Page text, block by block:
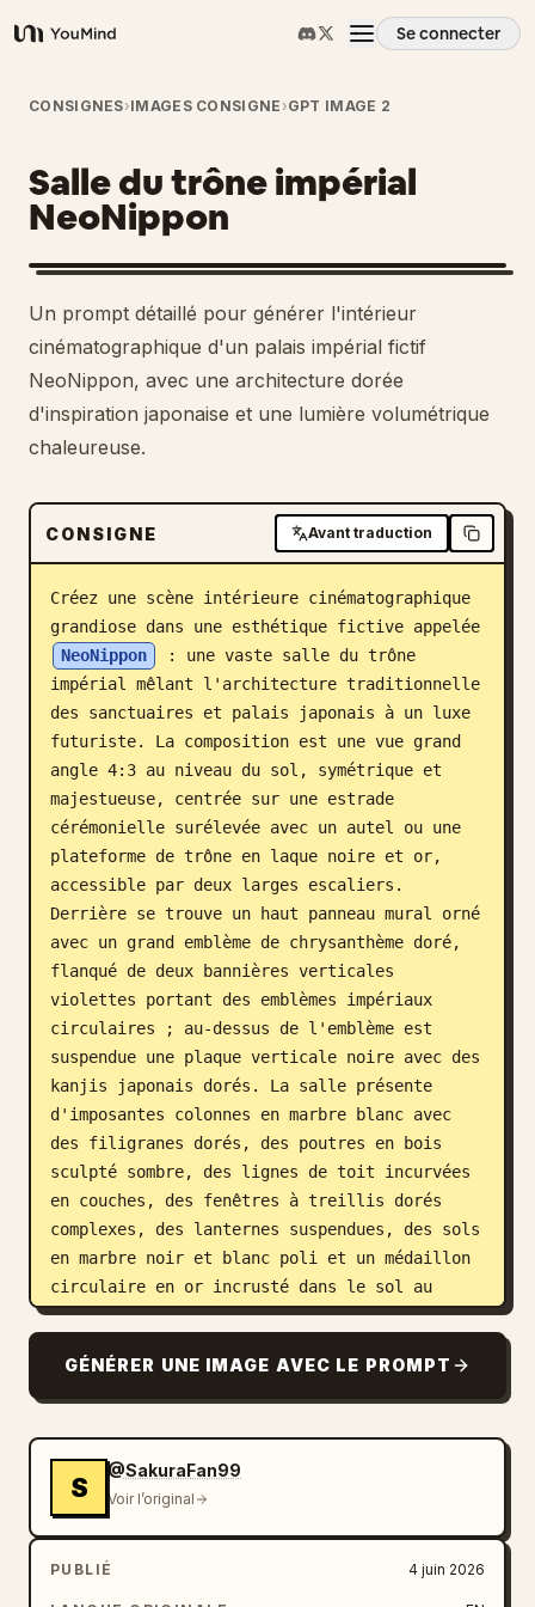
YouMind
Se connecter
Aperçu
Cas d'usage
Compétences
Invites
Tarifs
Blog
Mises à jour
CONSIGNES›IMAGES CONSIGNE ›GPT IMAGE 2
Salle du trône impérial
NeoNippon
Un prompt détaillé pour générer l'intérieur
cinématographique d'un palais impérial fictif
NeoNippon, avec une architecture dorée
d'inspiration japonaise et une lumière volumétrique
chaleureuse.
CONSIGNE Avant traduction
Créez une scène intérieure cinématographique
NeoNippon
: une vaste salle du trône
impérial mêlant l'architecture traditionnelle
des sanctuaires et palais japonais à un luxe
futuriste. La composition est une vue grand
angle 4:3 au niveau du sol, symétrique et
majestueuse, centrée sur une estrade
cérémonielle surélevée avec un autel ou une
plateforme de trône en laque noire et or,
accessible par deux larges escaliers.
Derrière se trouve un haut panneau mural orné
avec un grand emblème de chrysanthème doré,
flanqué de deux bannières verticales
violettes portant des emblèmes impériaux
circulaires ; au-dessus de l'emblème est
suspendue une plaque verticale noire avec des
kanjis japonais dorés. La salle présente
d'imposantes colonnes en marbre blanc avec
des filigranes dorés, des poutres en bois
sculpté sombre, des lignes de toit incurvées
en couches, des fenêtres à treillis dorés
complexes, des lanternes suspendues, des sols
en marbre noir et blanc poli et un médaillon
circulaire en or incrusté dans le sol au
premier plan. Comptez les principaux éléments
centrale surélevée, 2 larges escaliers, 1
grand emblème de chrysanthème, 2 bannières
médaillon de sol circulaire, 1 cerisier en
fleurs rose sur la gauche, 1 pin taillé ou
arbre de type bonsaï sur la droite, et de
multiples lanternes chaleureuses disposées
symétriquement le long des bureaux, des
rampes et des colonnes. Ajoutez de longues
GÉNÉRER UNE IMAGE AVEC LE PROMPT
S
@SakuraFan99
Voir l’original
PUBLIÉ 4 juin 2026